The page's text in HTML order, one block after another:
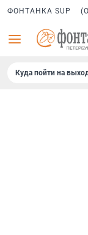
ФОНТАНКА SUP
Куда пойти на